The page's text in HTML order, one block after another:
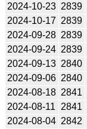
2024-10-23 2839
2024-10-17 2839
2024-09-28 2839
2024-09-24 2839
2024-09-13 2840
2024-09-06 2840
2024-08-18 2841
2024-08-11
2841
2024-08-04 2842